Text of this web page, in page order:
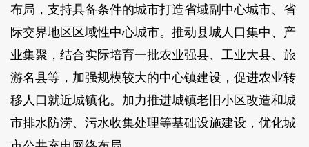
布局，支持具备条件的城市打造省域副中心城市、省
际交界地区区域性中心城市。推动县城人口集中、产
业集聚，结合实际培育一批农业强县、工业大县、旅
游名县等，加强规模较大的中心镇建设，促进农业转
移人口就近城镇化。加力推进城镇老旧小区改造和城
市排水防涝、污水收集处理等基础设施建设，优化城